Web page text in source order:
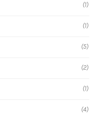
(1)
(1)
(5)
(2)
(1)
(4)